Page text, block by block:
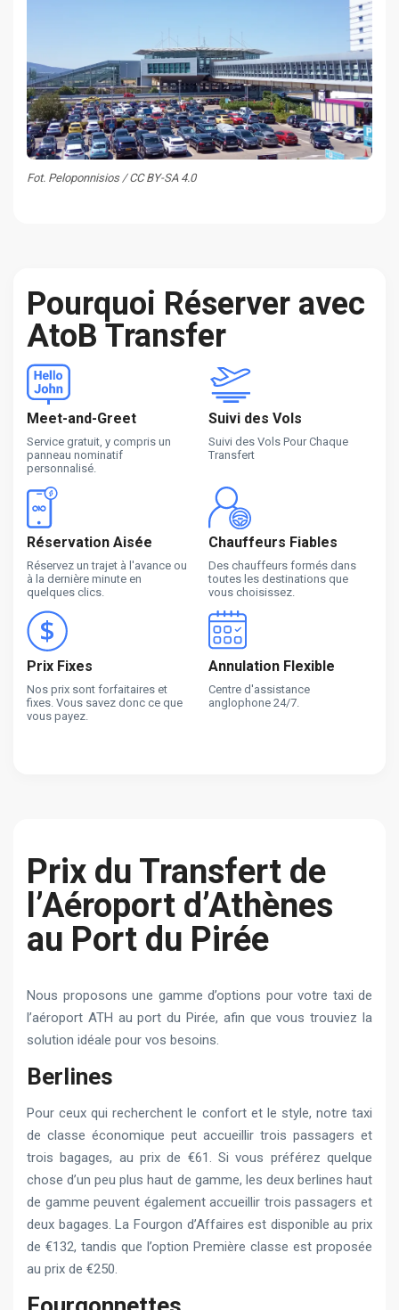
Fot. Peloponnisios / CC BY-SA 4.0
Pourquoi Réserver avec
AtoB Transfer
Meet-and-Greet
Service gratuit, y compris un
panneau nominatif
personnalisé.
Suivi des Vols
Suivi des Vols Pour Chaque
Transfert
Réservation Aisée
Réservez un trajet à l'avance ou
à la dernière minute en
quelques clics.
Chauffeurs Fiables
Des chauffeurs formés dans
toutes les destinations que
vous choisissez.
Prix Fixes
Nos prix sont forfaitaires et
fixes. Vous savez donc ce que
vous payez.
Annulation Flexible
Centre d'assistance
anglophone 24/7.
Prix du Transfert de
l’Aéroport d’Athènes
au Port du Pirée
Nous proposons une gamme d’options pour votre taxi de
l’aéroport ATH au port du Pirée, afin que vous trouviez la
solution idéale pour vos besoins.
Berlines
Pour ceux qui recherchent le confort et le style, notre taxi
de classe économique peut accueillir trois passagers et
trois bagages, au prix de €61. Si vous préférez quelque
chose d’un peu plus haut de gamme, les deux berlines haut
de gamme peuvent également accueillir trois passagers et
deux bagages. La Fourgon d’Affaires est disponible au prix
de €132, tandis que l’option Première classe est proposée
au prix de €250.